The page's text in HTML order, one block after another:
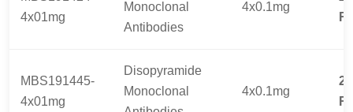
4x01mg
Monoclonal
Antibodies
4x0.1mg
MBS191445-
4x01mg
Disopyramide
Monoclonal
4x0.1mg